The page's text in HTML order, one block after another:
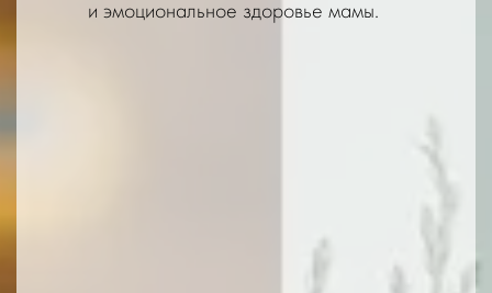
и эмоциональное здоровье мамы.